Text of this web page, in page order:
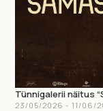
Tünnigalerii näitus
23 /05/2026 - 11 /06 /